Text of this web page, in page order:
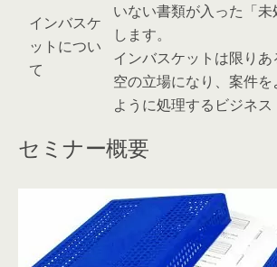
インバスケ
ットについ
て
いない書類が入った「
します。
インバスケットは限り
空の立場になり、案件
ように処理するビジネス
セミナー概要